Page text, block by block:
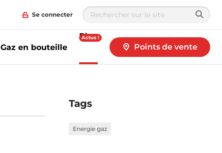
Se connecter
Gaz en bouteille
Blog
Actus !
Points de vente
Tags
Energie gaz